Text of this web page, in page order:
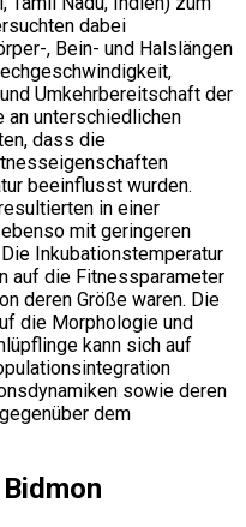
dabei
, Bein- und Halslängen
Umkehrbereitschaft der
an unterschiedlichen
dass die
beeinflusst wurden.
in einer
mit geringeren
Inkubationstemperatur
auf die Fitnessparameter
deren Größe waren. Die
die Morphologie und
kann sich auf
sowie deren
dem